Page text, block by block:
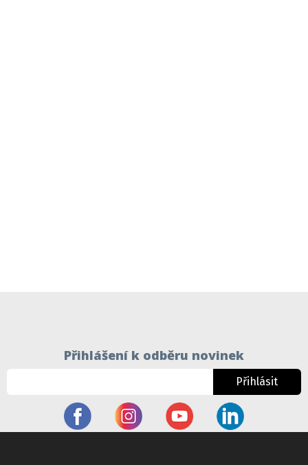
Přihlášení k odběru novinek
Přihlásit